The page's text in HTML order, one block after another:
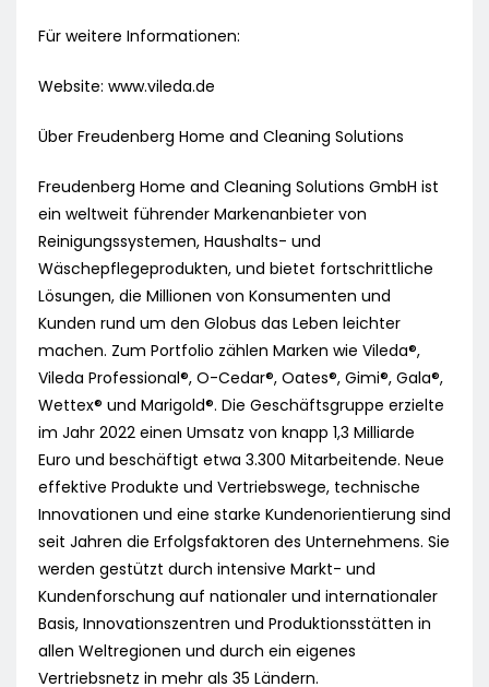
Für weitere Informationen:
Website: www.vileda.de
Über Freudenberg Home and Cleaning Solutions
Freudenberg Home and Cleaning Solutions GmbH ist
ein weltweit führender Markenanbieter von
Reinigungssystemen, Haushalts- und
Wäschepflegeprodukten, und bietet fortschrittliche
Lösungen, die Millionen von Konsumenten und
Kunden rund um den Globus das Leben leichter
machen. Zum Portfolio zählen Marken wie Vileda®,
Vileda Professional®, O-Cedar®, Oates®, Gimi®, Gala®,
Wettex® und Marigold®. Die Geschäftsgruppe erzielte
im Jahr 2022 einen Umsatz von knapp 1,3 Milliarde
Euro und beschäftigt etwa 3.300 Mitarbeitende. Neue
effektive Produkte und Vertriebswege, technische
Innovationen und eine starke Kundenorientierung sind
seit Jahren die Erfolgsfaktoren des Unternehmens. Sie
werden gestützt durch intensive Markt- und
Kundenforschung auf nationaler und internationaler
Basis, Innovationszentren und Produktionsstätten in
allen Weltregionen und durch ein eigenes
Vertriebsnetz in mehr als 35 Ländern.